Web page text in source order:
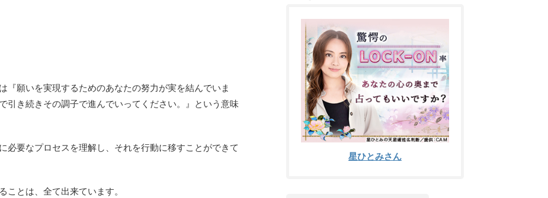
『願いを実現するためのあなたの努力が実を結んでいま
引き続きその調子で進んでいってください。』という意味
必要なプロセスを理解し、それを行動に移すことができて
ことは、全て出来ています。
星ひとみさん